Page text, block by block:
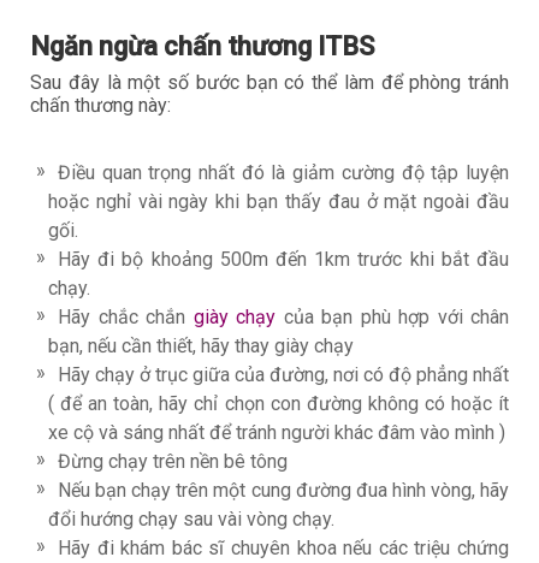
Ngăn ngừa chấn thương ITBS
Sau đây là một số bước bạn có thể làm để phòng tránh
chấn thương này:
Điều quan trọng nhất đó là giảm cường độ tập luyện
hoặc nghỉ vài ngày khi bạn thấy đau ở mặt ngoài đầu
gối.
Hãy đi bộ khoảng 500m đến 1km trước khi bắt đầu
chạy.
Hãy chắc chắn giày chạy của bạn phù hợp với chân
bạn, nếu cần thiết, hãy thay giày chạy
Hãy chạy ở trục giữa của đường, nơi có độ phẳng nhất
( để an toàn, hãy chỉ chọn con đường không có hoặc ít
xe cộ và sáng nhất để tránh người khác đâm vào mình )
Đừng chạy trên nền bê tông
Nếu bạn chạy trên một cung đường đua hình vòng, hãy
đổi hướng chạy sau vài vòng chạy.
Hãy đi khám bác sĩ chuyên khoa nếu các triệu chứng